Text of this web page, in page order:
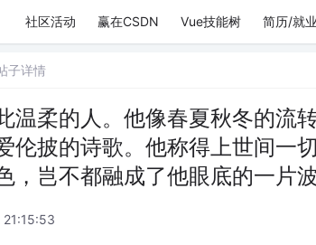
社区活动 赢在CSDN Vue技能树 简历/就
子详情
温柔的人。他像春夏秋冬的流
伦披的诗歌。他称得上世间一
，岂不都融成了他眼底的一片